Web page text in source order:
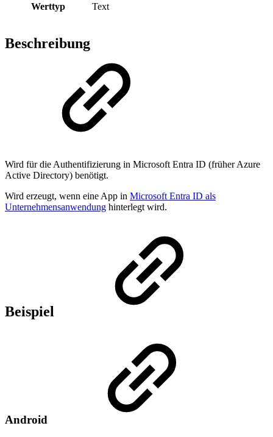
Werttyp Text
Beschreibung
Wird für die Authentifizierung in Microsoft Entra ID (früher Azure
Active Directory) benötigt.
Wird erzeugt, wenn eine App in Microsoft Entra ID als
Unternehmensanwendung hinterlegt wird.
Beispiel
Android